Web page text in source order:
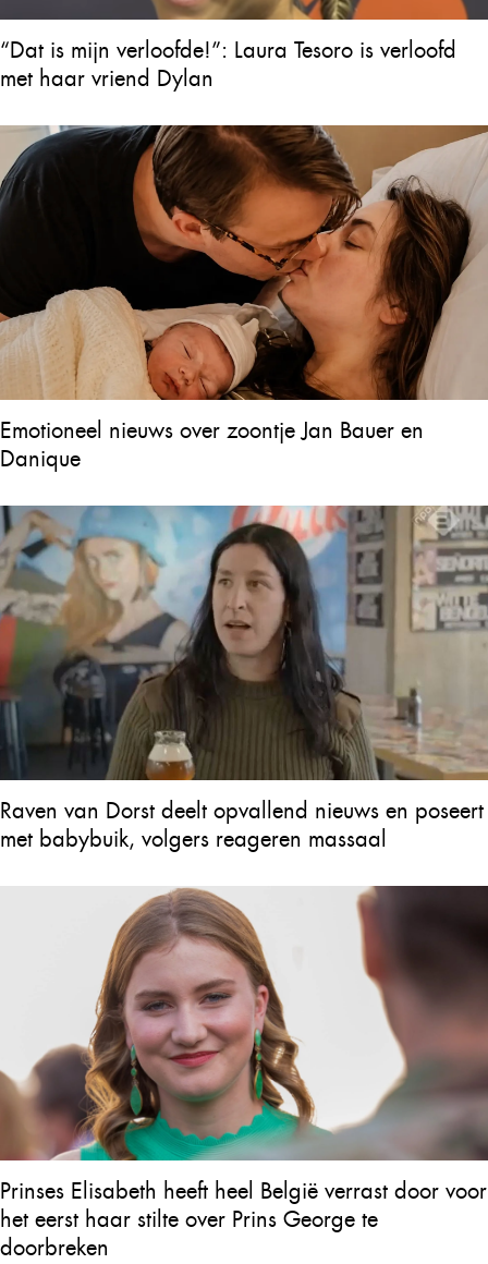
“Dat is mijn verloofde!”: Laura Tesoro is verloofd
met haar vriend Dylan
Emotioneel nieuws over zoontje Jan Bauer en
Danique
Raven van Dorst deelt opvallend nieuws en poseert
met babybuik, volgers reageren massaal
Prinses Elisabeth heeft heel België verrast door voor
het eerst haar stilte over Prins George te
doorbreken